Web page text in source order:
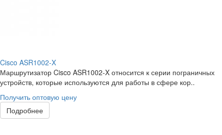
Cisco ASR1002-X
Маршрутизатор Cisco ASR1002-X относится к серии пограничных
устройств, которые используются для работы в сфере кор..
Получить оптовую цену
Подробнее